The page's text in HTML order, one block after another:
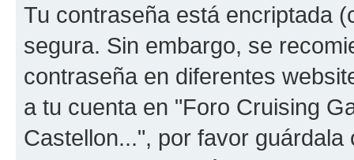
Tu contraseña está encriptada
segura. Sin embargo, se
contraseña en diferentes
a tu cuenta en "Foro Cruising
Castellon...", por favor